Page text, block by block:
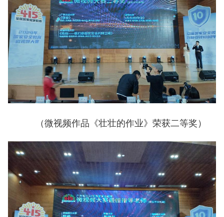
（微视频作品《壮壮的作业》荣获二等奖）